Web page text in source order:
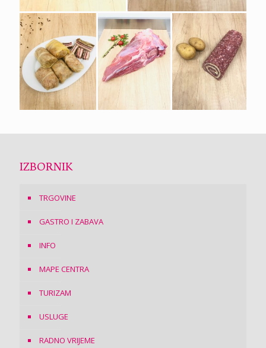
IZBORNIK
TRGOVINE
GASTRO I ZABAVA
INFO
MAPE CENTRA
TURIZAM
USLUGE
RADNO VRIJEME